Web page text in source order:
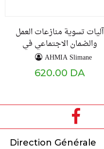
آليات تسوية منازعات العمل
والضمان الاجتماعي في
القانون الجزائري
AHMIA Slimane
620.00 DA
Direction Générale